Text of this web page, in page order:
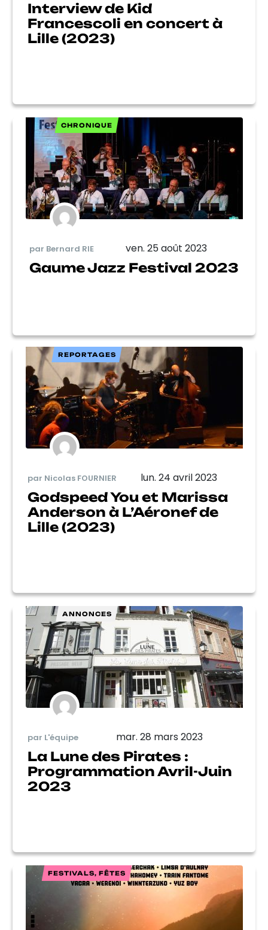
Interview de Kid
Francescoli en concert à
Lille (2023)
CHRONIQUE
par Bernard RIE ven. 25 août 2023
Gaume Jazz Festival 2023
REPORTAGES
par Nicolas FOURNIER lun. 24 avril 2023
Godspeed You et Marissa
Anderson à L’Aéronef de
Lille (2023)
ANNONCES
par L'équipe mar. 28 mars 2023
La Lune des Pirates :
Programmation Avril-Juin
2023
FESTIVALS, FÊTES